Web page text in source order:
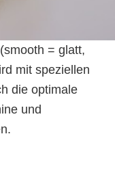
= glatt,
mit speziellen
die optimale
und